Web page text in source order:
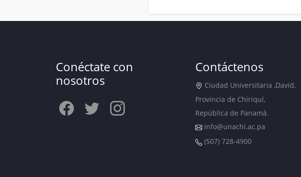
Conéctate con
nosotros
Contáctenos
Ciudad Universitaria ,David,
Provincia de Chiriquí,
República de Panamá.
info@unachi.ac.pa
(507) 728-4900